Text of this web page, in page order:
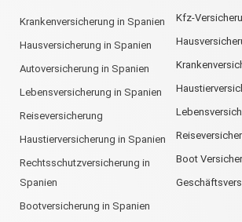
Krankenversicherung in Spanien
Hausversicherung in Spanien
Autoversicherung in Spanien
Lebensversicherung in Spanien
Reiseversicherung
Haustierversicherung in Spanien
Rechtsschutzversicherung in
Spanien
Bootversicherung in Spanien
Kfz-
Boot